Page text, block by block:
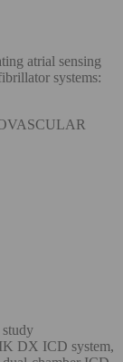
atrial sensing
systems:
DX ICD system,